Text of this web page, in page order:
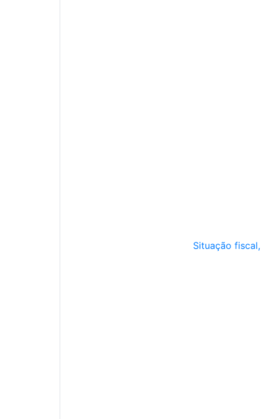
Situação